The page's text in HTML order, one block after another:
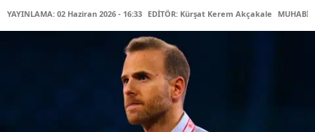
YAYINLAMA: 02 Haziran 2026 - 16:33 EDİTÖR: Kürşat Kerem Akçakale